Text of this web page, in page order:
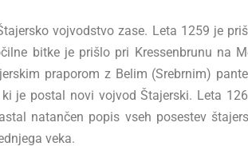
vojvodstvo zase. Leta 1259 je
bitke je prišlo pri Kressenbrunu na
praporom z Belim (Srebrnim)
je postal novi vojvod Štajerski. Leta
natančen popis vseh posestev
veka.